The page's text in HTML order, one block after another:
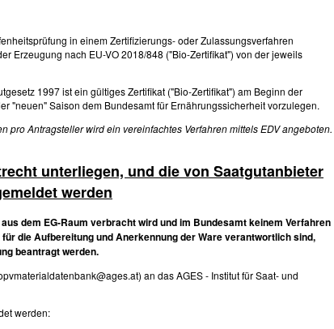
in einem Zertifizierungs- oder Zulassungsverfahren
Erzeugung nach EU-VO 2018/848 ("Bio-Zertifikat") von der jeweils
1997 ist ein gültiges Zertifikat ("Bio-Zertifikat") am Beginn der
"neuen" Saison dem Bundesamt für Ernährungssicherheit vorzulegen.
Antragsteller wird ein vereinfachtes Verfahren mittels EDV angeboten.
unterliegen, und die von Saatgutanbieter
werden
dem EG-Raum verbracht wird und im Bundesamt keinem Verfahren
die Aufbereitung und Anerkennung der Ware verantwortlich sind,
beantragt werden.
an das AGES - Institut für Saat- und
werden: